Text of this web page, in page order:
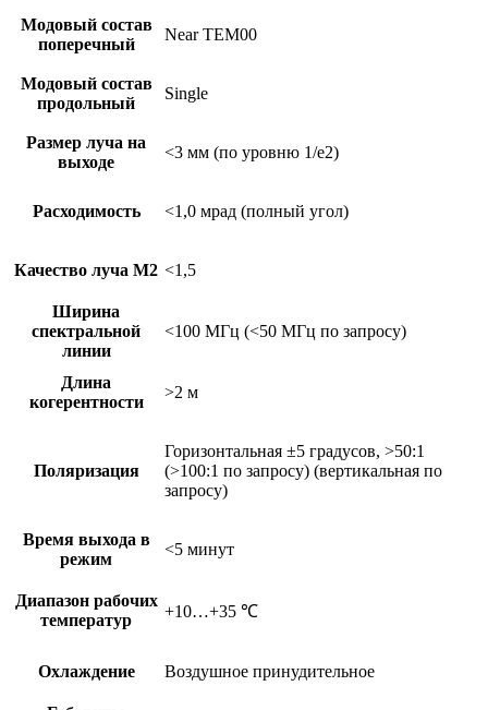
Модовый состав
поперечный
Near TEM00
Модовый состав
продольный
Single
Размер луча на
выходе
<3 мм (по уровню 1/e2)
Расходимость <1,0 мрад (полный угол)
Качество луча М2 <1,5
Ширина
спектральной
линии
<100 МГц (<50 МГц по запросу)
Длина
когерентности
>2 м
Поляризация
Горизонтальная ±5 градусов, >50:1
(>100:1 по запросу) (вертикальная по
запросу)
Время выхода в
режим
<5 минут
Диапазон рабочих
температур
+10…+35 ℃
Охлаждение Воздушное принудительное